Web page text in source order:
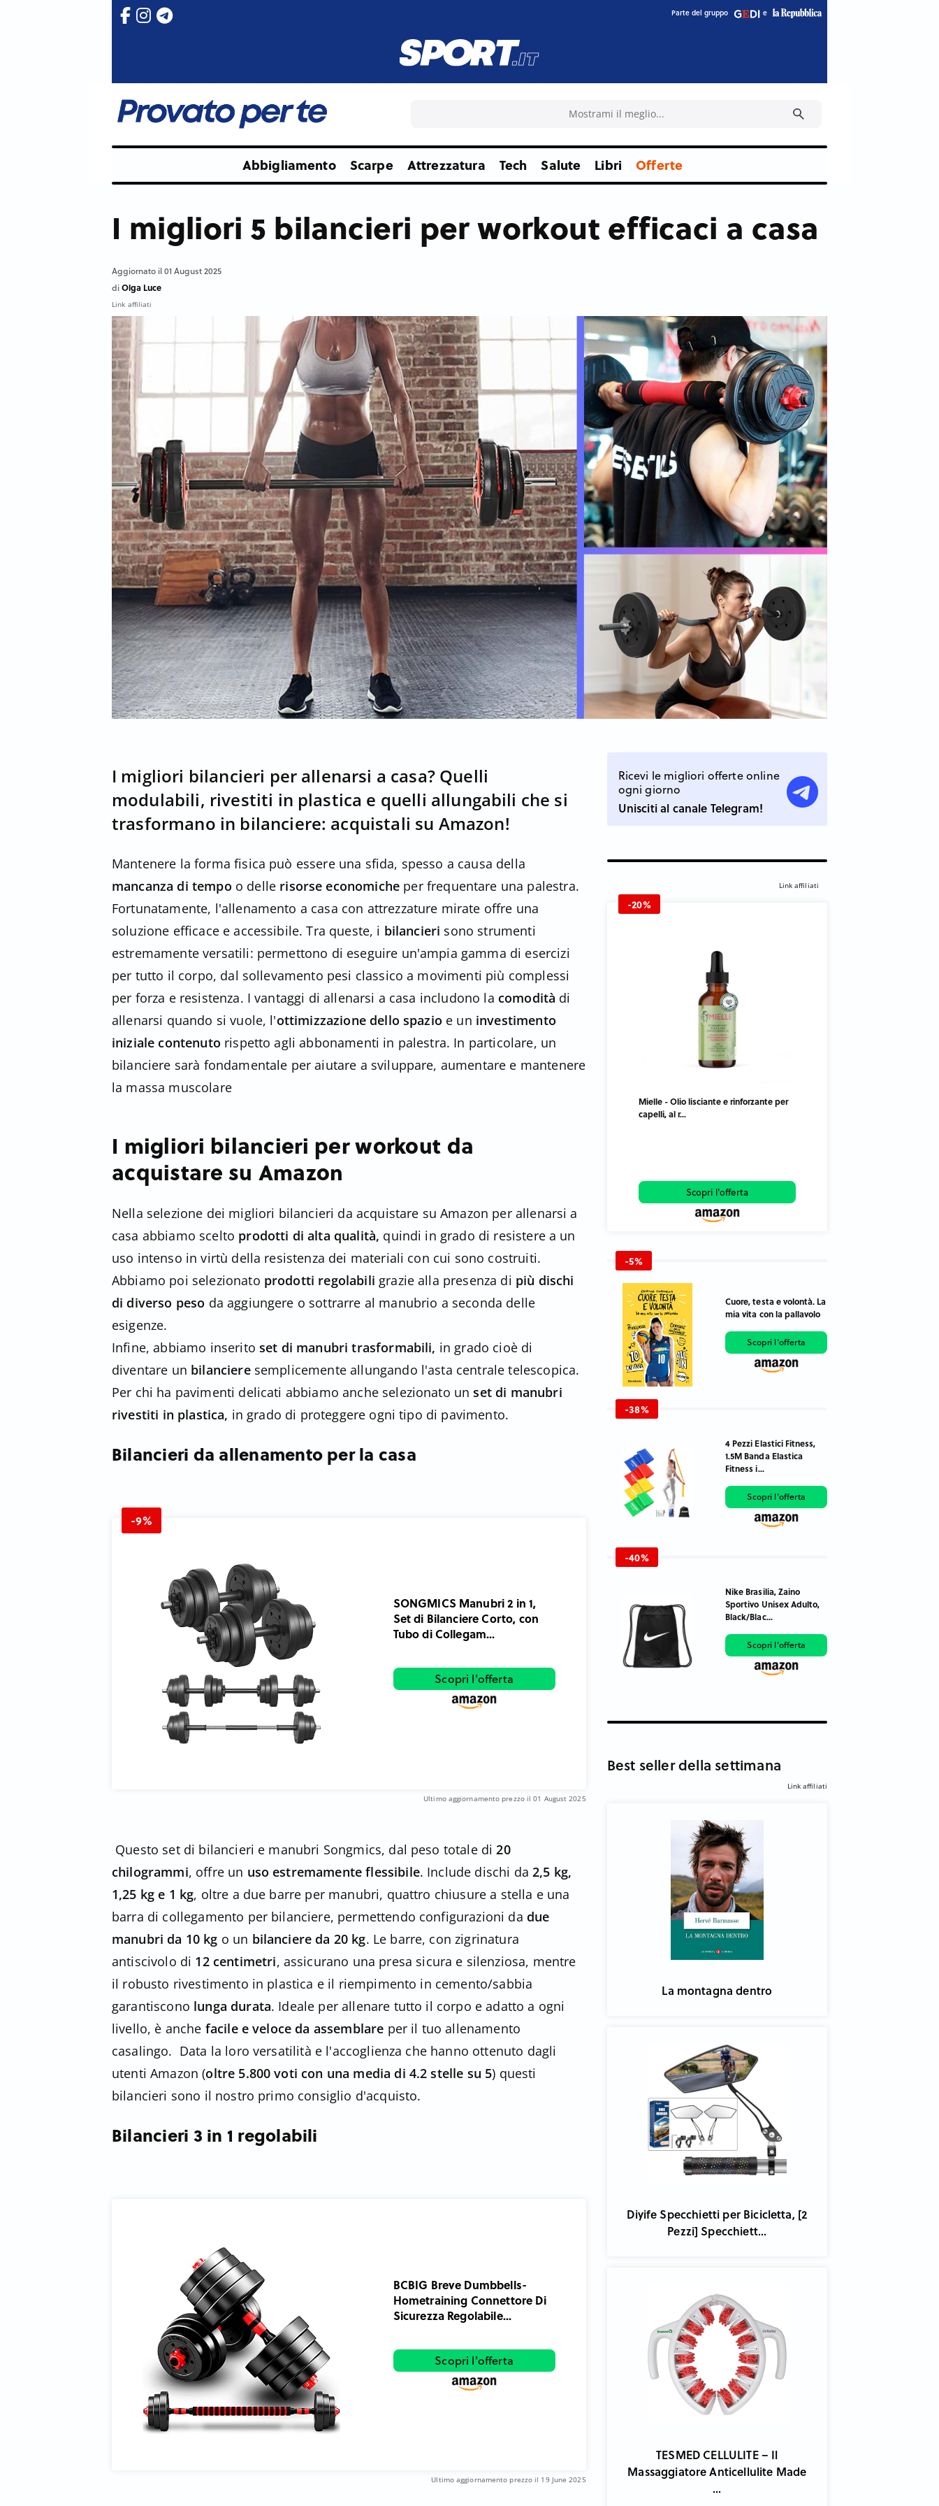
Parte del gruppo e
Abbigliamento Scarpe Attrezzatura Tech Salute Libri Offerte
I migliori 5 bilancieri per workout efficaci a casa
Aggiornato il 01 August 2025
diOlga Luce
Link affiliati
I migliori bilancieri per allenarsi a casa? Quelli
modulabili, rivestiti in plastica e quelli allungabili che si
trasformano in bilanciere: acquistali su Amazon!
Mantenere la forma fisica può essere una sfida, spesso a causa della
mancanza di tempo o delle risorse economiche per frequentare una palestra.
Fortunatamente, l'allenamento a casa con attrezzature mirate offre una
soluzione efficace e accessibile. Tra queste, i bilancieri sono strumenti
estremamente versatili: permettono di eseguire un'ampia gamma di esercizi
per tutto il corpo, dal sollevamento pesi classico a movimenti più complessi
per forza e resistenza. I vantaggi di allenarsi a casa includono la comodità di
allenarsi quando si vuole, l'ottimizzazione dello spazio e un investimento
iniziale contenuto rispetto agli abbonamenti in palestra. In particolare, un
bilanciere sarà fondamentale per aiutare a sviluppare, aumentare e mantenere
la massa muscolare
I migliori bilancieri per workout da
acquistare su Amazon
Nella selezione dei migliori bilancieri da acquistare su Amazon per allenarsi a
casa abbiamo scelto prodotti di alta qualità, quindi in grado di resistere a un
uso intenso in virtù della resistenza dei materiali con cui sono costruiti.
Abbiamo poi selezionato prodotti regolabili grazie alla presenza di più dischi
di diverso peso da aggiungere o sottrarre al manubrio a seconda delle
esigenze.
Infine, abbiamo inserito set di manubri trasformabili, in grado cioè di
diventare un bilanciere semplicemente allungando l'asta centrale telescopica.
Per chi ha pavimenti delicati abbiamo anche selezionato unset di manubri
rivestiti in plastica, in grado di proteggere ogni tipo di pavimento.
Bilancieri da allenamento per la casa
-9%
SONGMICS Manubri 2 in 1,
Set di Bilanciere Corto, con
Tubo di Collegam...
Scopri l'offerta
Ultimo aggiornamento prezzo il 01 August 2025
Questo set di bilancieri e manubri Songmics, dal peso totale di20
chilogrammi, offre un uso estremamente flessibile. Include dischi da2,5 kg,
1,25 kg e 1 kg, oltre a due barre per manubri, quattro chiusure a stella e una
barra di collegamento per bilanciere, permettendo configurazioni da due
manubri da 10 kg o un bilanciere da 20 kg. Le barre, con zigrinatura
antiscivolo di 12 centimetri, assicurano una presa sicura e silenziosa, mentre
il robusto rivestimento in plastica e il riempimento in cemento/sabbia
garantiscono lunga durata. Ideale per allenare tutto il corpo e adatto a ogni
livello, è anche facile e veloce da assemblare per il tuo allenamento
casalingo. Data la loro versatilità e l'accoglienza che hanno ottenuto dagli
utenti Amazon (oltre 5.800 voti con una media di 4.2 stelle su 5) questi
bilancieri sono il nostro primo consiglio d'acquisto.
Bilancieri 3 in 1 regolabili
BCBIG Breve Dumbbells-
Hometraining Connettore Di
Sicurezza Regolabile...
Scopri l'offerta
Ultimo aggiornamento prezzo il 19 June 2025
Ricevi le migliori offerte online
ogni giorno
Unisciti al canale Telegram!
Link affiliati
-20%
Mielle - Olio lisciante e rinforzante per
capelli, al r...
Scopri l'offerta
-5%
Cuore, testa e volontà. La
mia vita con la pallavolo
Scopri l'offerta
-38%
4 Pezzi Elastici Fitness,
1.5M Banda Elastica
Fitness i...
Scopri l'offerta
-40%
Nike Brasilia, Zaino
Sportivo Unisex Adulto,
Black/Blac...
Scopri l'offerta
Best seller della settimana
Link affiliati
La montagna dentro
Diyife Specchietti per Bicicletta, [2
Pezzi] Specchiett...
TESMED CELLULITE – Il
Massaggiatore Anticellulite Made
...